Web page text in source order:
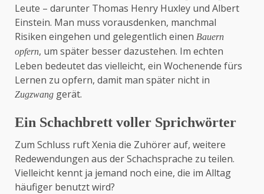
Leute – darunter Thomas Henry Huxley und Albert
Einstein. Man muss vorausdenken, manchmal
Risiken eingehen und gelegentlich einen Bauern
opfern, um später besser dazustehen. Im echten
Leben bedeutet das vielleicht, ein Wochenende fürs
Lernen zu opfern, damit man später nicht in
Zugzwang gerät.
Ein Schachbrett voller Sprichwörter
Zum Schluss ruft Xenia die Zuhörer auf, weitere
Redewendungen aus der Schachsprache zu teilen.
Vielleicht kennt ja jemand noch eine, die im Alltag
häufiger benutzt wird?